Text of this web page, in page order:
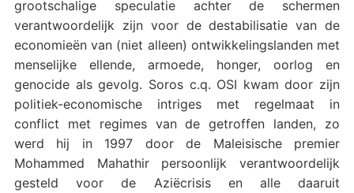
grootschalige speculatie achter de schermen
verantwoordelijk zijn voor de destabilisatie van de
economieën van (niet alleen) ontwikkelingslanden met
menselijke ellende, armoede, honger, oorlog en
genocide als gevolg. Soros c.q. OSI kwam door zijn
politiek-economische intriges met regelmaat in
conflict met regimes van de getroffen landen, zo
werd hij in 1997 door de Maleisische premier
Mohammed Mahathir persoonlijk verantwoordelijk
gesteld voor de Aziëcrisis en alle daaruit